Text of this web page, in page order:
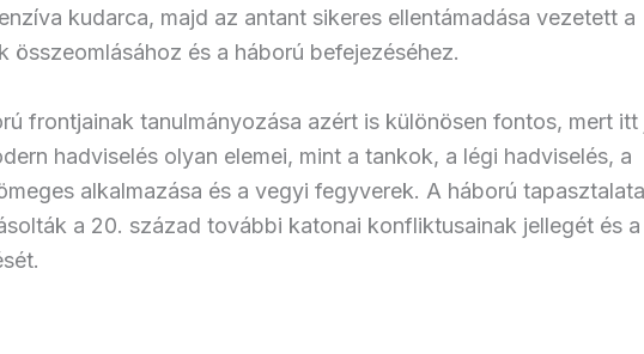
kudarca, majd az antant sikeres ellentámadása vezetett a
összeomlásához és a háború befejezéséhez.
frontjainak tanulmányozása azért is különösen fontos, mert itt
hadviselés olyan elemei, mint a tankok, a légi hadviselés, a
alkalmazása és a vegyi fegyverek. A háború
a 20. század további katonai konfliktusainak jellegét és a